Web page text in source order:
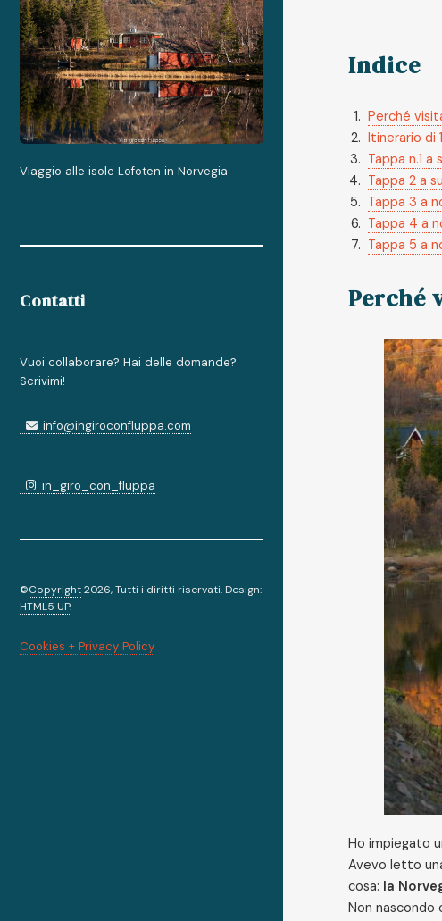
Indice
Perché
Itinerario di
Tappa n.1 a
Tappa 2 a
Tappa 3 a
Tappa 4 a
Tappa 5 a
Perché
Ho impiegato
Avevo letto
cosa: la
Non nascondo
Viaggio alle isole Lofoten in Norvegia
Contatti
Vuoi collaborare? Hai delle domande?
Scrivimi!
info@ingiroconfluppa.com
in_giro_con_fluppa
©Copyright2026, Tutti i diritti riservati. Design:
HTML5 UP.
Cookies + Privacy Policy